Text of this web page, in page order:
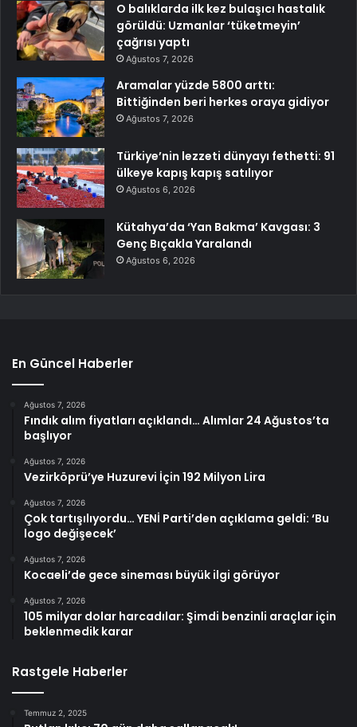
O balıklarda ilk kez bulaşıcı hastalık
görüldü: Uzmanlar ‘tüketmeyin’
çağrısı yaptı
Ağustos 7, 2026
Aramalar yüzde 5800 arttı:
Bittiğinden beri herkes oraya gidiyor
Ağustos 7, 2026
Türkiye’nin lezzeti dünyayı fethetti: 91
ülkeye kapış kapış satılıyor
Ağustos 6, 2026
Kütahya’da ‘Yan Bakma’ Kavgası: 3
Genç Bıçakla Yaralandı
Ağustos 6, 2026
En Güncel Haberler
Ağustos 7, 2026
Fındık alım fiyatları açıklandı… Alımlar 24 Ağustos’ta
başlıyor
Ağustos 7, 2026
Vezirköprü’ye Huzurevi İçin 192 Milyon Lira
Ağustos 7, 2026
Çok tartışılıyordu… YENİ Parti’den açıklama geldi: ‘Bu
logo değişecek’
Ağustos 7, 2026
Kocaeli’de gece sineması büyük ilgi görüyor
Ağustos 7, 2026
105 milyar dolar harcadılar: Şimdi benzinli araçlar için
beklenmedik karar
Rastgele Haberler
Temmuz 2, 2025